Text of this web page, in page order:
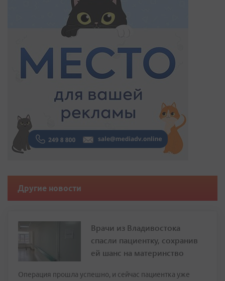
Другие новости
Врачи из Владивостока
спасли пациентку, сохранив
ей шанс на материнство
Операция прошла успешно, и сейчас пациентка уже